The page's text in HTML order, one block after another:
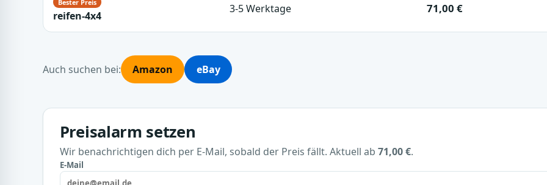
reifen-4x4
3-5 Werktage 71,00 €
Auch suchen bei: Amazon eBay
Preisalarm setzen
Wir benachrichtigen dich per E-Mail, sobald der Preis fällt. Aktuell ab 71,00 €.
E-Mail